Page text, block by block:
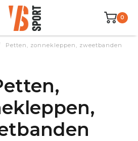
0
Petten, zonnekleppen, zweetbanden